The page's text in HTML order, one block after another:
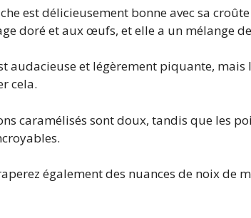
est délicieusement bonne avec sa
doré et aux œufs, et elle a un mélange
audacieuse et légèrement piquante,
cela.
caramélisés sont doux, tandis que les
également des nuances de noix de